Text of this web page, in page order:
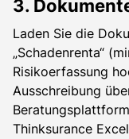
3.
Laden Sie die
„Schadenrenta“
Risikoerfassung
Ausschreibung
Thinksurance